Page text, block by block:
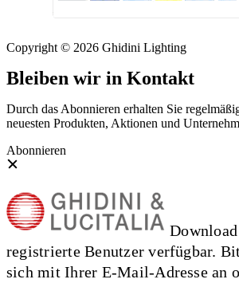
Copyright © 2026 Ghidini Lighting
Bleiben wir in Kontakt
Durch das Abonnieren erhalten Sie
neuesten Produkten, Aktionen und
Abonnieren
registrierte Benutzer verfügbar.
sich mit Ihrer E-Mail-Adresse an